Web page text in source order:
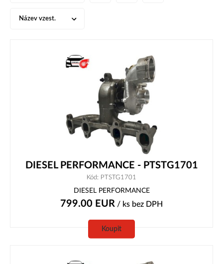
Název vzest.
DIESEL PERFORMANCE - PTSTG1701
Kód: PTSTG1701
DIESEL PERFORMANCE
799.00 EUR / ks bez DPH
Koupit